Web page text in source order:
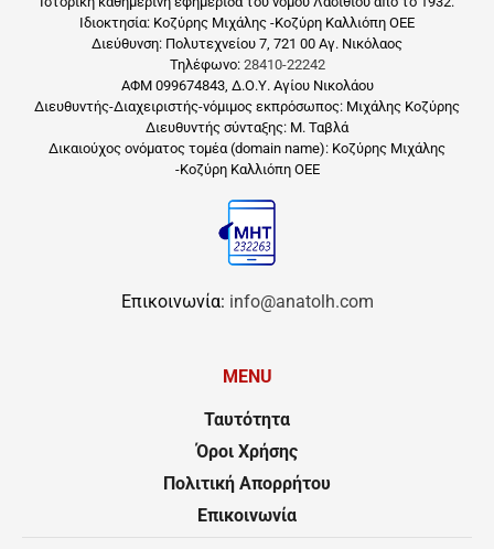
Ιδιοκτησία: Κοζύρης Μιχάλης -Κοζύρη Καλλιόπη ΟΕΕ
Διεύθυνση: Πολυτεχνείου 7, 721 00 Αγ. Νικόλαος
Τηλέφωνο: 28410-22242
ΑΦΜ 099674843, Δ.Ο.Υ. Αγίου Νικολάου
Διευθυντής-Διαχειριστής-νόμιμος εκπρόσωπος: Μιχάλης Κοζύρης
Διευθυντής σύνταξης: Μ. Ταβλά
Δικαιούχος ονόματος τομέα (domain name): Κοζύρης Μιχάλης
-Κοζύρη Καλλιόπη ΟΕΕ
Επικοινωνία: info@anatolh.com
MENU
Ταυτότητα
Όροι Χρήσης
Πολιτική Απορρήτου
Επικοινωνία